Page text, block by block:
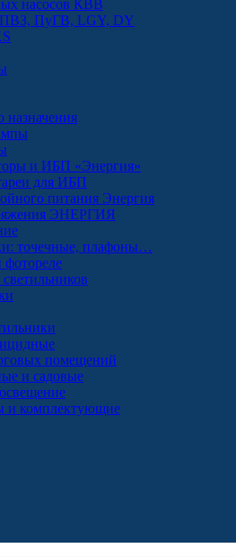
насосов КВВ
ПуГВ, LGY, DY
назначения
и ИБП «Энергия»
для ИБП
питания Энергия
ЭНЕРГИЯ
точечные, плафоны…
помещений
и садовые
и комплектующие